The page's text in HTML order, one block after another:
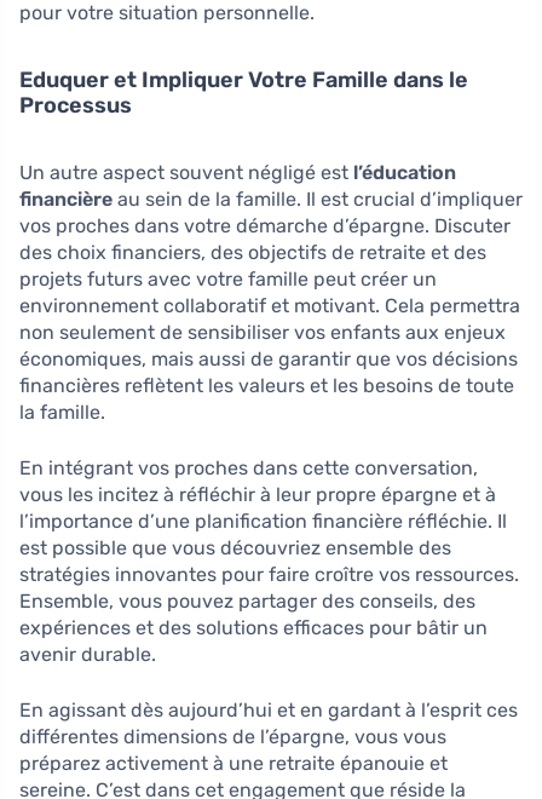
pour votre situation personnelle.
Eduquer et Impliquer Votre Famille dans le
Processus
Un autre aspect souvent négligé est l’éducation
financière au sein de la famille. Il est crucial d’impliquer
vos proches dans votre démarche d’épargne. Discuter
des choix financiers, des objectifs de retraite et des
projets futurs avec votre famille peut créer un
environnement collaboratif et motivant. Cela permettra
non seulement de sensibiliser vos enfants aux enjeux
économiques, mais aussi de garantir que vos décisions
financières reflètent les valeurs et les besoins de toute
la famille.
En intégrant vos proches dans cette conversation,
vous les incitez à réfléchir à leur propre épargne et à
l’importance d’une planification financière réfléchie. Il
est possible que vous découvriez ensemble des
stratégies innovantes pour faire croître vos ressources.
Ensemble, vous pouvez partager des conseils, des
expériences et des solutions efficaces pour bâtir un
avenir durable.
En agissant dès aujourd’hui et en gardant à l’esprit ces
différentes dimensions de l’épargne, vous vous
préparez activement à une retraite épanouie et
sereine. C’est dans cet engagement que réside la